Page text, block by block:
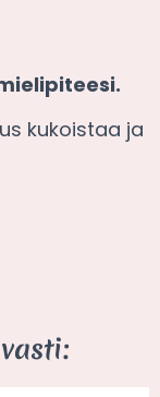
kukoistaa ja